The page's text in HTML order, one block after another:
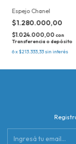
Espejo Chanel
$1.280.000,00
$1.024.000,00 con
Transferencia o depósito
6x$213.333,33sin interés